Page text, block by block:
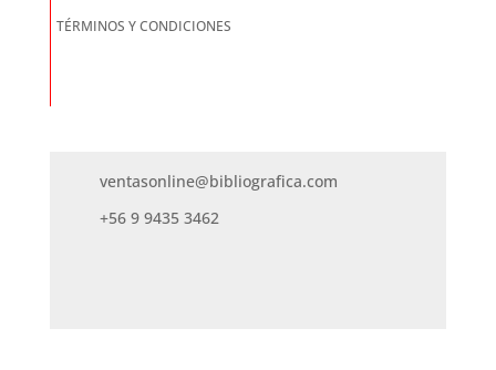
TÉRMINOS Y CONDICIONES
ventasonline@bibliografica.com
+56 9 9435 3462